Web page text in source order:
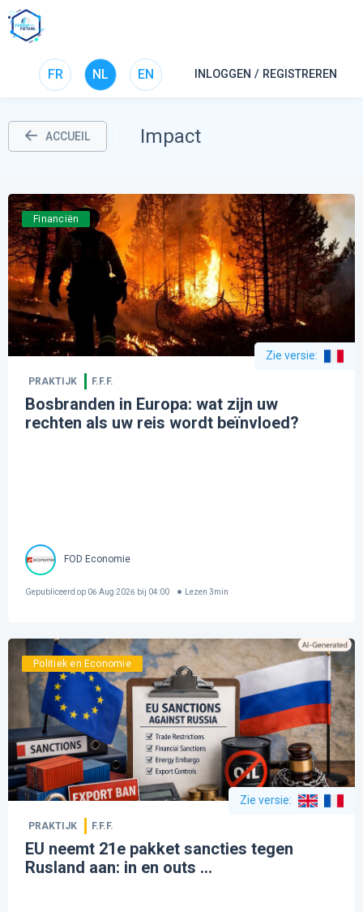
FR NL EN INLOGGEN / REGISTREREN
ACCUEIL Impact
Financiën
Zie versie:
PRAKTIJK F.F.F.
Bosbranden in Europa: wat zijn uw
rechten als uw reis wordt beïnvloed?
FOD Economie
Gepubliceerd op 06 Aug 2026 bij 04:00 Lezen 3min
Politiek en Economie
Zie versie:
PRAKTIJK F.F.F.
EU neemt 21e pakket sancties tegen
Rusland aan: in en outs ...